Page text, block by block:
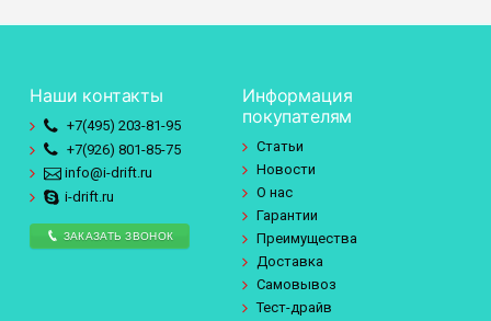
Наши контакты
+7(495) 203-81-95
+7(926) 801-85-75
info@i-drift.ru
i-drift.ru
ЗАКАЗАТЬ ЗВОНОК
Информация
покупателям
Статьи
Новости
О нас
Гарантии
Преимущества
Доставка
Самовывоз
Тест-драйв